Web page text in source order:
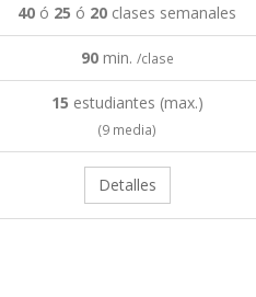
40 ó 25 ó 20 clases semanales
90min. /clase
15 estudiantes (max.)
(9 media)
Detalles